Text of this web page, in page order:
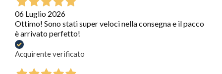
06 Luglio 2026
Ottimo! Sono stati super veloci nella consegna e il pacco
è arrivato perfetto!
Acquirente verificato